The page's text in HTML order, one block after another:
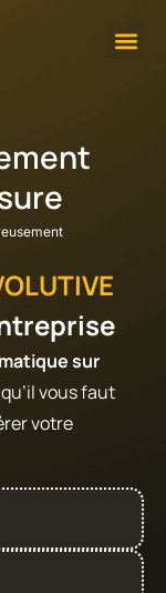
sur
vous faut
votre